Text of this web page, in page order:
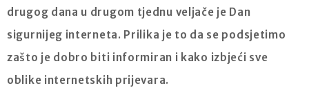
drugog dana u drugom tjednu veljače je Dan
sigurnijeg interneta. Prilika je to da se podsjetimo
zašto je dobro biti informiran i kako izbjeći sve
oblike internetskih prijevara.